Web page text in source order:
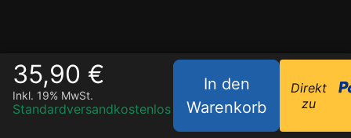
35,90 €
Inkl. 19% MwSt.
Standardversandkostenlos
In den
Warenkorb
Direkt
zu